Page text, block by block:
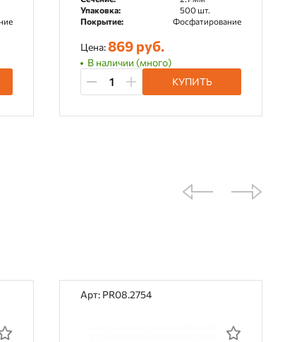
Упаковка:
500 шт.
Покрытие:
Фосфатирование
Цена:869 руб.
В наличии (много)
КУПИТЬ
Арт: PR08.2754